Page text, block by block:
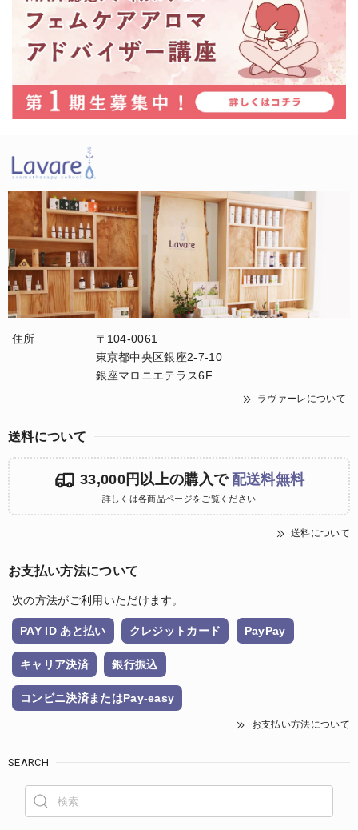
住所
〒104-0061
東京都中央区銀座2-7-10
銀座マロニエテラス6F
ラヴァーレについて
送料について
33,000円以上の購入で 配送料無料
詳しくは各商品ページをご覧ください
送料について
お支払い方法について
次の方法がご利用いただけます。
PAY ID あと払い クレジットカード PayPay
キャリア決済 銀行振込
コンビニ決済またはPay-easy
お支払い方法について
SEARCH